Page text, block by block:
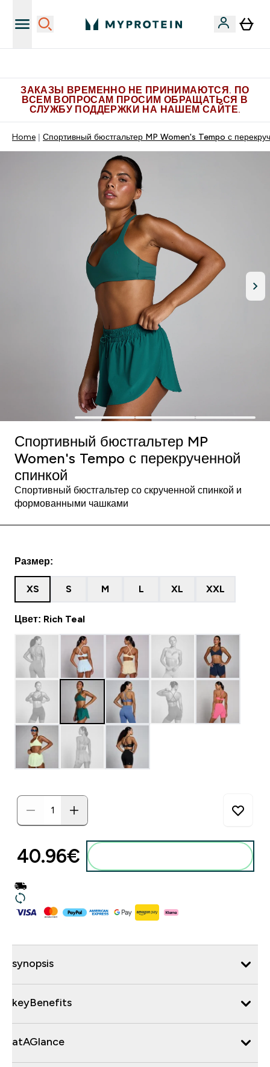
ЗАКАЗЫ ВРЕМЕННО НЕ ПРИНИМАЮТСЯ. ПО
ВСЕМ ВОПРОСАМ ПРОСИМ ОБРАЩАТЬСЯ В
СЛУЖБУ ПОДДЕРЖКИ НА НАШЕМ САЙТЕ.
Home Спортивный бюстгальтер MP Women's Tempo с
Спортивный бюстгальтер MP
Women's Tempo с перекрученной
спинкой
Спортивный бюстгальтер со скрученной спинкой и
формованными чашками
Размер:
XS S M L XL XXL
Цвет: Rich Teal
40.96€‎
synopsis
keyBenefits
atAGlance